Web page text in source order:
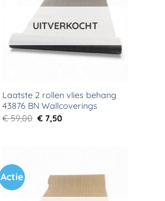
verlanglijst
UITVERKOCHT
Laatste 2 rollen vlies behang
43876 BN Wallcoverings
€59,00 Oorspronkelijke
prijs
€ 7,50Huidige
Actie
Toevoegen
aan
verlanglijst